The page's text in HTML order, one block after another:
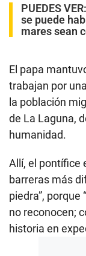
PUEDES VER:
se puede
mares sean
El papa
trabajan por
la población
de La Laguna,
humanidad.
Allí, el pontífice
barreras más
piedra”, porque
no reconocen;
historia en